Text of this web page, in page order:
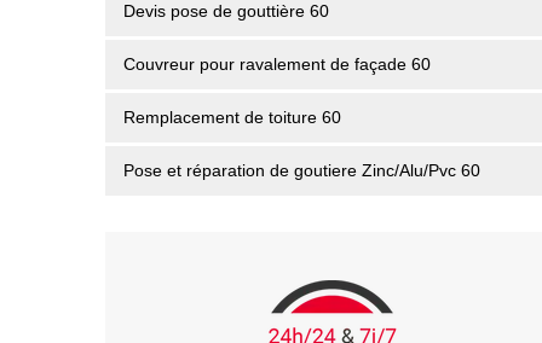
Devis pose de gouttière 60
Couvreur pour ravalement de façade 60
Remplacement de toiture 60
Pose et réparation de goutiere Zinc/Alu/Pvc 60